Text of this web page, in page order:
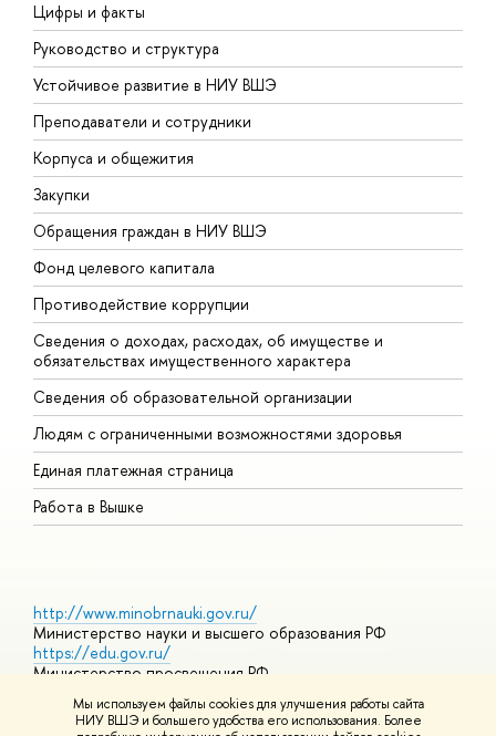
Мы используем файлы cookies для улучшения работы сайта
НИУ ВШЭ и большего удобства его использования. Более
Цифры и факты
Руководство и структура
Устойчивое развитие в НИУ ВШЭ
Преподаватели и сотрудники
Корпуса и общежития
Закупки
Обращения граждан в НИУ ВШЭ
Фонд целевого капитала
Противодействие коррупции
Сведения о доходах, расходах, об имуществе и
обязательствах имущественного характера
Сведения об образовательной организации
Людям с ограниченными возможностями здоровья
Единая платежная страница
Работа в Вышке
http://www.minobrnauki.gov.ru/
Министерство науки и высшего образования РФ
https://edu.gov.ru/
Министерство просвещения РФ
https://elearning.hse.ru/mooc
Массовые открытые онлайн-курсы